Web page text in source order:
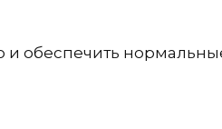
обеспечить